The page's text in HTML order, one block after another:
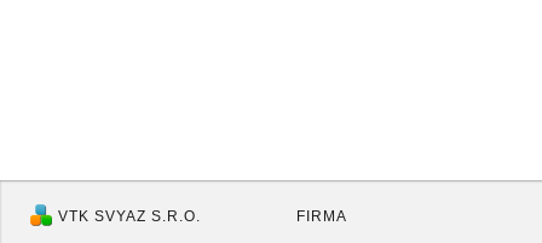
VTK SVYAZ S.R.O. FIRMA